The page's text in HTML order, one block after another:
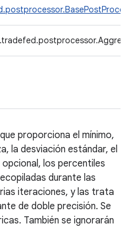
proporciona el mínimo,
la desviación estándar, el
los percentiles
durante las
iteraciones, y las trata
de doble precisión. Se
También se ignorarán